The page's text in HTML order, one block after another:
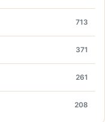
713
371
261
208